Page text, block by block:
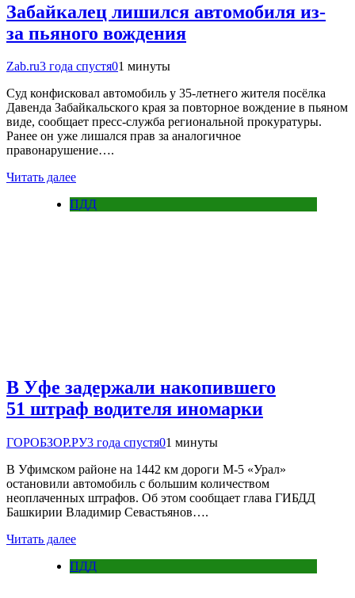
Забайкалец лишился автомобиля из-
за пьяного вождения
Zab.ru3 года спустя01 минуты
Суд конфисковал автомобиль у 35-летнего жителя посёлка
Давенда Забайкальского края за повторное вождение в пьяном
виде, сообщает пресс-служба региональной прокуратуры.
Ранее он уже лишался прав за аналогичное
правонарушение….
Читать далее
ПДД
В Уфе задержали накопившего
51 штраф водителя иномарки
ГОРОБЗОР.РУ3 года спустя01 минуты
В Уфимском районе на 1442 км дороги М-5 «Урал»
остановили автомобиль с большим количеством
неоплаченных штрафов. Об этом сообщает глава ГИБДД
Башкирии Владимир Севастьянов….
Читать далее
ПДД